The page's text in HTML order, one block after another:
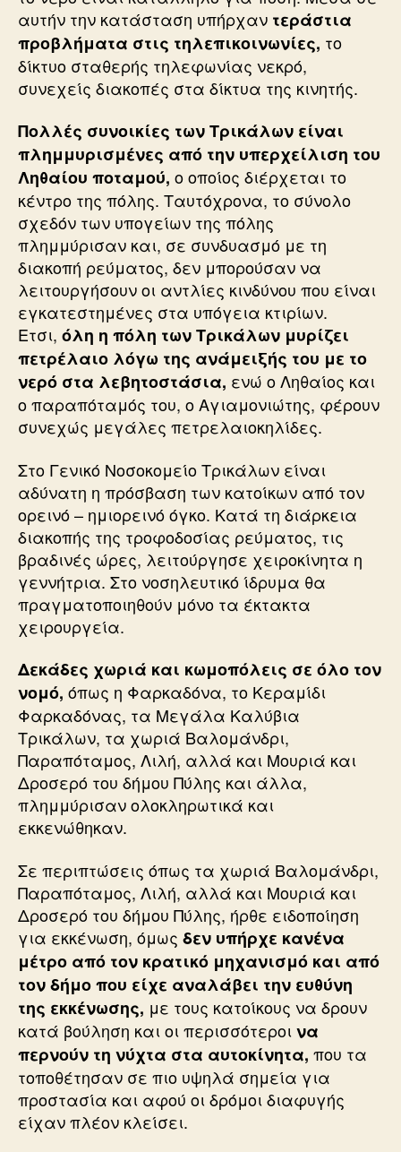
αυτήν την κατάσταση υπήρχαν τεράστια
προβλήματα στις τηλεπικοινωνίες, το
δίκτυο σταθερής τηλεφωνίας νεκρό,
συνεχείς διακοπές στα δίκτυα της κινητής.
Πολλές συνοικίες των Τρικάλων είναι
πλημμυρισμένες από την υπερχείλιση του
Ληθαίου ποταμού, ο οποίος διέρχεται το
κέντρο της πόλης. Ταυτόχρονα, το σύνολο
σχεδόν των υπογείων της πόλης
πλημμύρισαν και, σε συνδυασμό με τη
διακοπή ρεύματος, δεν μπορούσαν να
λειτουργήσουν οι αντλίες κινδύνου που είναι
εγκατεστημένες στα υπόγεια κτιρίων.
Ετσι, όλη η πόλη των Τρικάλων μυρίζει
πετρέλαιο λόγω της ανάμειξής του με το
νερό στα λεβητοστάσια, ενώ ο Ληθαίος και
ο παραπόταμός του, ο Αγιαμονιώτης, φέρουν
συνεχώς μεγάλες πετρελαιοκηλίδες.
Στο Γενικό Νοσοκομείο Τρικάλων είναι
αδύνατη η πρόσβαση των κατοίκων από τον
ορεινό – ημιορεινό όγκο. Κατά τη διάρκεια
διακοπής της τροφοδοσίας ρεύματος, τις
βραδινές ώρες, λειτούργησε χειροκίνητα η
γεννήτρια. Στο νοσηλευτικό ίδρυμα θα
πραγματοποιηθούν μόνο τα έκτακτα
χειρουργεία.
Δεκάδες χωριά και κωμοπόλεις σε όλο τον
νομό, όπως η Φαρκαδόνα, το Κεραμίδι
Φαρκαδόνας, τα Μεγάλα Καλύβια
Τρικάλων, τα χωριά Βαλομάνδρι,
Παραπόταμος, Λιλή, αλλά και Μουριά και
Δροσερό του δήμου Πύλης και άλλα,
πλημμύρισαν ολοκληρωτικά και
εκκενώθηκαν.
Σε περιπτώσεις όπως τα χωριά Βαλομάνδρι,
Παραπόταμος, Λιλή, αλλά και Μουριά και
Δροσερό του δήμου Πύλης, ήρθε ειδοποίηση
για εκκένωση, όμως δεν υπήρχε κανένα
μέτρο από τον κρατικό μηχανισμό και από
τον δήμο που είχε αναλάβει την ευθύνη
της εκκένωσης, με τους κατοίκους να δρουν
κατά βούληση και οι περισσότεροινα
περνούν τη νύχτα στα αυτοκίνητα, που τα
τοποθέτησαν σε πιο υψηλά σημεία για
προστασία και αφού οι δρόμοι διαφυγής
είχαν πλέον κλείσει.